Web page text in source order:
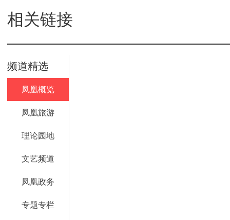
相关链接
频道精选
凤凰概览
凤凰旅游
理论园地
文艺频道
凤凰政务
专题专栏